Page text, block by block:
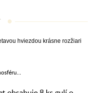
hviezdou krásne rozžiari